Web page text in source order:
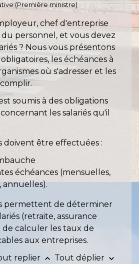
(Première ministre)
chef d'entreprise
personnel, et vous devez
? Nous vous présentons
les échéances à
où s'adresser et les
soumis à des obligations
les salariés qu'il
doivent être effectuées :
échéances (mensuelles,
annuelles).
permettent de déterminer
(retraite, assurance
de calculer les taux de
aux entreprises.
replier keyboard_arrow_up Tout déplier keyboard_arrow_down